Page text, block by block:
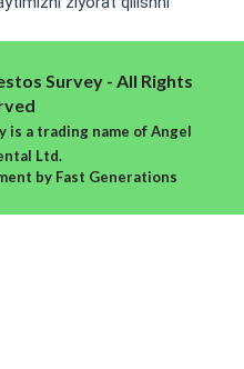
Survey - All Rights
is a trading name of Angel
Ltd.
by Fast Generations